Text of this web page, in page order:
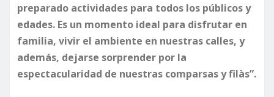
preparado actividades para todos los públicos y
edades. Es un momento ideal para disfrutar en
familia, vivir el ambiente en nuestras calles, y
además, dejarse sorprender por la
espectacularidad de nuestras comparsas y filàs”.